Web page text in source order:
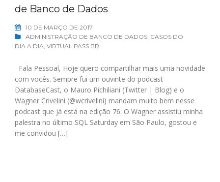
de Banco de Dados
10 DE MARÇO DE 2017
ADMINISTRAÇÃO DE BANCO DE DADOS, CASOS DO
DIA A DIA, VIRTUAL PASS BR
Fala Pessoal, Hoje quero compartilhar mais uma novidade
com vocês. Sempre fui um ouvinte do podcast
DatabaseCast, o Mauro Pichiliani (Twitter | Blog) e o
Wagner Crivelini (@wcrivelini) mandam muito bem nesse
podcast que já está na edição 76. O Wagner assistiu minha
palestra no último SQL Saturday em São Paulo, gostou e
me convidou […]